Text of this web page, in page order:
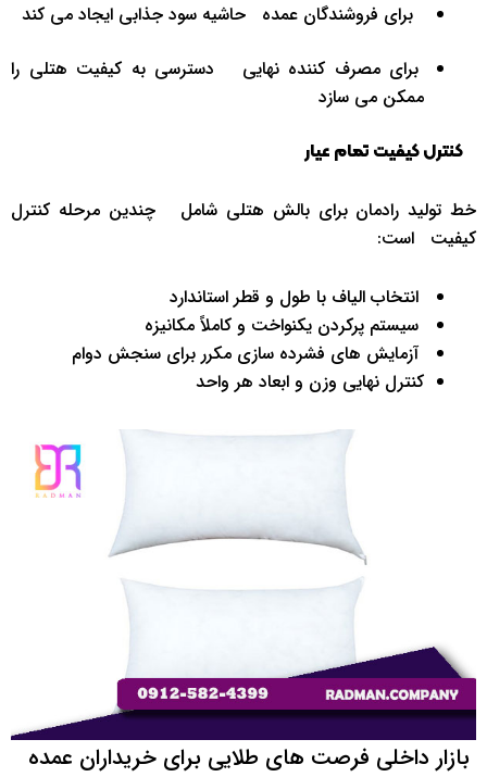
‌ ‌برای فروشندگان عمده ‌ ‌ حاشیه سود جذابی ایجاد می ‌کند
‌برای مصرف ‌کننده نهایی ‌ ‌ دسترسی به کیفیت هتلی را
ممکن می ‌سازد
‌ ‌ ‌ کنترل کیفیت تمام ‌عیار
خط تولید رادمان برای بالش هتلی شامل ‌ ‌چندین مرحله کنترل
کیفیت ‌ ‌ است:
انتخاب الیاف با طول و قطر استاندارد
سیستم پرکردن یکنواخت و کاملاً مکانیزه
آزمایش ‌های فشرده ‌سازی مکرر برای سنجش دوام
کنترل نهایی وزن و ابعاد هر واحد
‌ بازار داخلی فرصت ‌های طلایی برای خریداران عمده